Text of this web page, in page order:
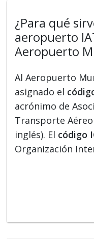
¿Para qué
aeropuerto
Aeropuerto
Al Aeropuerto
asignado el
acrónimo de
Transporte
inglés). El código
Organización